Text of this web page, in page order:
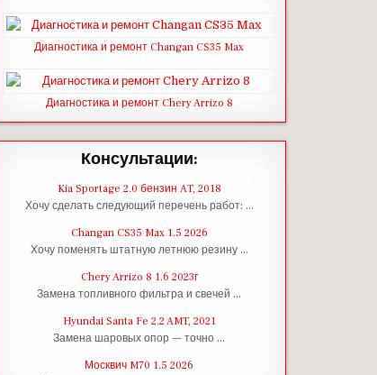
Диагностика и ремонт Changan CS35 Max
Диагностика и ремонт Chery Arrizo 8
Консультации:
Kia Sportage 2.0 бензин AT, 2018
Хочу сделать следующий перечень работ: …
Changan CS35 Max 1.5 2026
Хочу поменять штатную летнюю резину …
Chery Arrizo 8 1.6 2023г
Замена топливного фильтра и свечей …
Hyundai Santa Fe 2.2 AMT, 2021
Замена шаровых опор — точно …
Москвич M70 1.5 2026